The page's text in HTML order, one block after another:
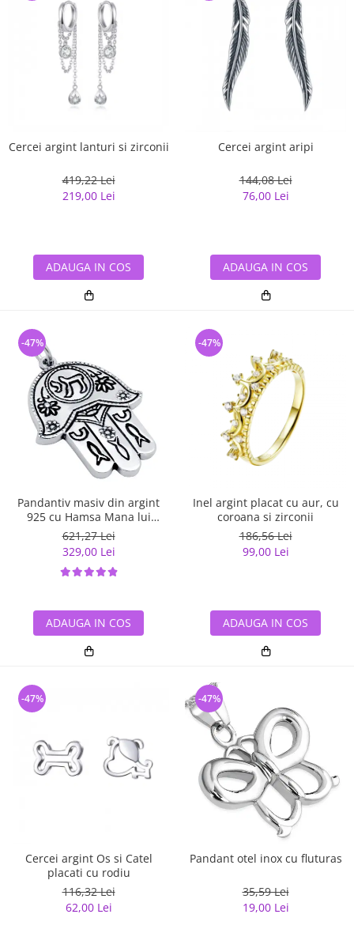
Cercei argint lanturi si zirconii
419,22 Lei
219,00 Lei
ADAUGA IN COS
Cercei argint aripi
144,08 Lei
76,00 Lei
ADAUGA IN COS
Pandantiv masiv din argint
925 cu Hamsa Mana lui
Fatima
621,27 Lei
329,00 Lei
-47%
ADAUGA IN COS
Inel argint placat cu aur, cu
coroana si zirconii
186,56 Lei
99,00 Lei
-47%
ADAUGA IN COS
Cercei argint Os si Catel
placati cu rodiu
116,32 Lei
62,00 Lei
-47%
Pandant otel inox cu fluturas
35,59 Lei
19,00 Lei
-47%